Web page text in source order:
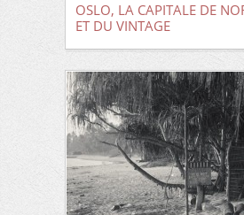
OSLO, LA CAPITALE DE
ET DU VINTAGE